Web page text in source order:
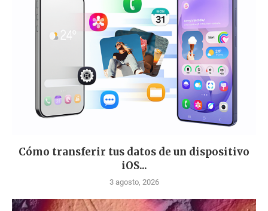
Cómo transferir tus datos de un dispositivo
iOS...
3 agosto, 2026